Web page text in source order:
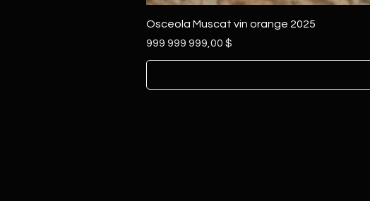
Osceola Muscat vin orange 2025
Prix
999 999 999,00 $